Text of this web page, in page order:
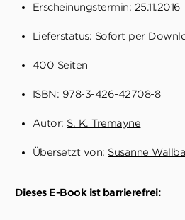
Übersetzt von: Susanne
Erscheinungstermin: 25.11.2016
Lieferstatus: Sofort per
ISBN: 978-3-426-42708-8
400 Seiten
Autor: S. K. Tremayne
Dieses E-Book ist barrierefrei: